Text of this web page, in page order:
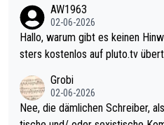
Allerdings ist Mitchell Lawrie als Nummer 1 der Welt eh qualifi
ziert. Somit ändert die
sters erstmal nichts. Ich denke sie wollen damit für nächstes J
ohl wenig WDF Turniere
es Jahr der Fall. Er musste als
den Qualifier und ich glaube
AW1963
02-06-2026
Hallo, warum gibt es keinen Hinweis, dass die Nordic Darts Ma
sters kostenlos auf pluto.tv
Grobi
02-06-2026
Nee, die dämlichen Schreiber,